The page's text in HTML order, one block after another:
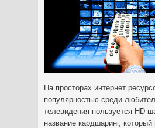
На просторах интернет
популярностью среди
телевидения пользуется HD
название кардшаринг,